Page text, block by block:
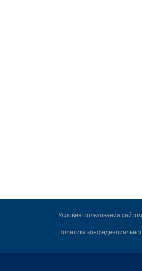
Условия пользования сайтом
Политика